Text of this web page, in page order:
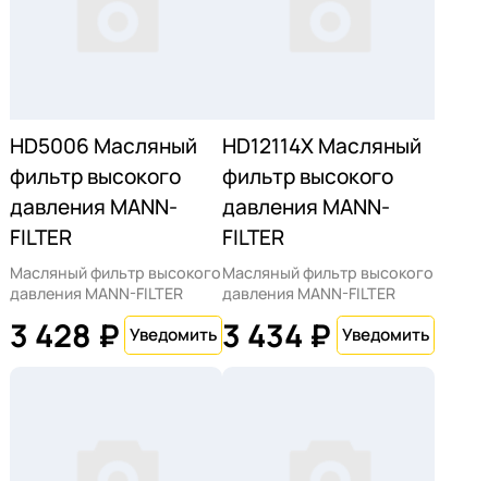
HD5006 Масляный
фильтр высокого
давления MANN-
FILTER
Масляный фильтр высокого
давления MANN-FILTER
3 428 ₽
HD12114X Масляный
фильтр высокого
давления MANN-
FILTER
Масляный фильтр высокого
давления MANN-FILTER
3 434 ₽